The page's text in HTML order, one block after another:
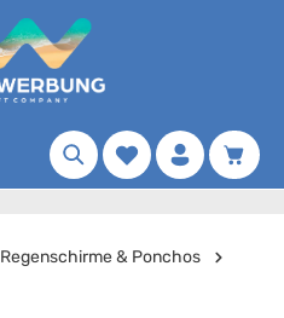
Merkzettel
Regenschirme & Ponchos